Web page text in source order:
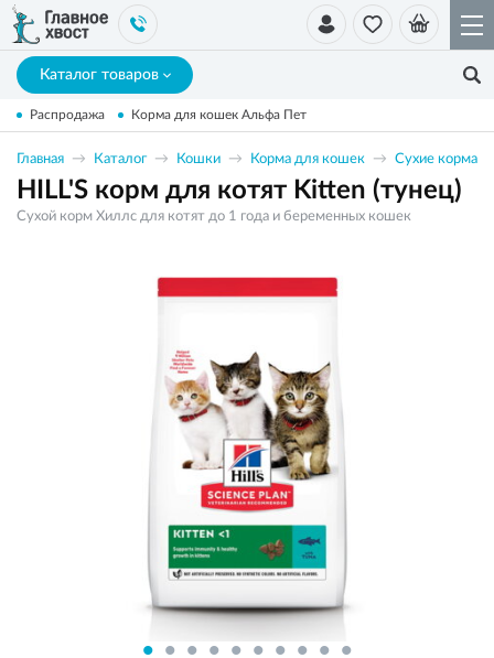
Каталог товаров
Распродажа Корма для кошек Альфа Пет
Главная Каталог Кошки Корма для кошек Сухие корма
HILL'S корм для котят Kitten (тунец)
Сухой корм Хиллс для котят до 1 года и беременных кошек